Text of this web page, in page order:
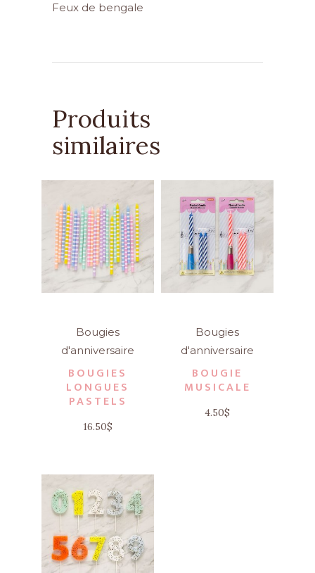
Feux de bengale
Produits
similaires
Bougies
d'anniversaire
BOUGIES
LONGUES
PASTELS
16.50$
Bougies
d'anniversaire
BOUGIE
MUSICALE
4.50$